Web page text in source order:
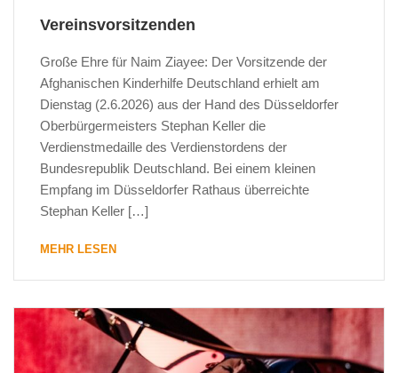
Vereinsvorsitzenden
Große Ehre für Naim Ziayee: Der Vorsitzende der
Afghanischen Kinderhilfe Deutschland erhielt am
Dienstag (2.6.2026) aus der Hand des Düsseldorfer
Oberbürgermeisters Stephan Keller die
Verdienstmedaille des Verdienstordens der
Bundesrepublik Deutschland. Bei einem kleinen
Empfang im Düsseldorfer Rathaus überreichte
Stephan Keller […]
MEHR LESEN